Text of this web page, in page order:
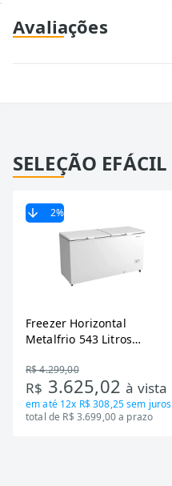
Avaliações
SELEÇÃO EFÁCIL
2%
Freezer Horizontal
Metalfrio 543 Litros
Tecnologia Inverter, Branco,
Bivolt
R$ 4.299,00
R$ 3.625,02à vista
em até 12x R$ 308,25sem juros
total de R$ 3.699,00 a prazo